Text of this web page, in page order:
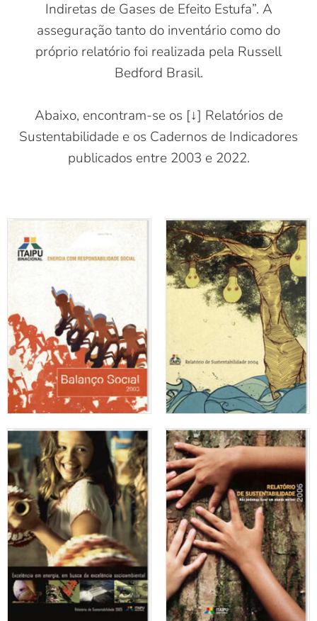
Indiretas de Gases de Efeito Estufa”. A
asseguração tanto do inventário como do
próprio relatório foi realizada pela Russell
Bedford Brasil.
Abaixo, encontram-se os [↓] Relatórios de
Sustentabilidade e os Cadernos de Indicadores
publicados entre 2003 e 2022.